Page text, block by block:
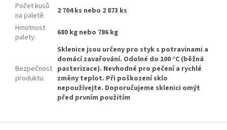
Počet kusů
na paletě:
2 704 ks nebo 2 873 ks
Hmotnost
palety: 680 kg nebo 786 kg
Bezpečnost
produktu:
Sklenice jsou určeny pro styk s potravinami a
domácí zavařování. Odolné do 100 °C (běžná
pasterizace). Nevhodné pro pečení a rychlé
změny teplot. Při poškození sklo
nepoužívejte. Doporučujeme sklenici omýt
před prvním použitím